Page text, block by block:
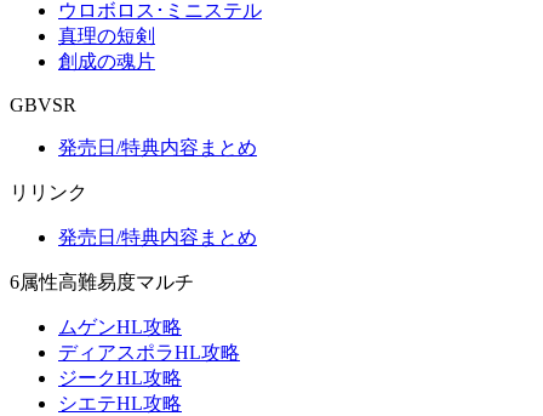
ウロボロス･ミニステル
真理の短剣
創成の魂片
GBVSR
発売日/特典内容まとめ
リリンク
発売日/特典内容まとめ
6属性高難易度マルチ
ムゲンHL攻略
ディアスポラHL攻略
ジークHL攻略
シエテHL攻略